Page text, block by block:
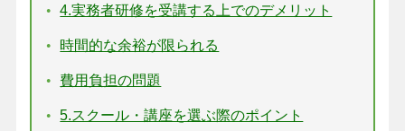
4.実務者研修を受講する上でのデメリット
時間的な余裕が限られる
費用負担の問題
5.スクール・講座を選ぶ際のポイント